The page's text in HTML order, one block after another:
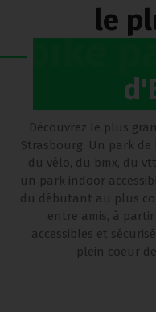
le
Découvrez le plus
Strasbourg. Un park
du vélo, du bmx, du
un park indoor
du débutant au plus
entre amis, à
accessibles et
plein coeur